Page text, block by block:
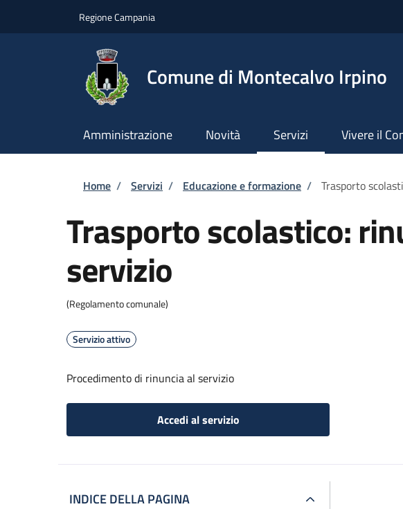
Regione Campania
Comune di Montecalvo Irpino
Amministrazione Novità Servizi Vivere il
Briciole di pane
Home / Servizi / Educazione e formazione / Trasporto
Trasporto scolastico:
servizio
(Regolamento comunale)
Servizio attivo
Procedimento di rinuncia al servizio
Accedi al servizio
INDICE DELLA PAGINA